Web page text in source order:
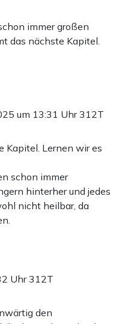
immer großen
das nächste Kapitel.
um 13:31 Uhr312T
Kapitel. Lernen wir es
schon immer
hinterher und jedes
nicht heilbar, da
Uhr312T
den